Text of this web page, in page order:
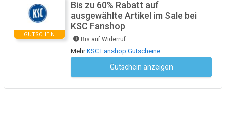
GUTSCHEIN
Bis zu 60% Rabatt auf
ausgewählte Artikel im Sale bei
KSC Fanshop
Bis auf Widerruf
MehrKSC Fanshop Gutscheine
Gutschein anzeigen